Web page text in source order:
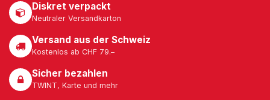
Diskret verpackt
Neutraler Versandkarton
Versand aus der Schweiz
Kostenlos ab CHF 79.–
Sicher bezahlen
TWINT, Karte und mehr